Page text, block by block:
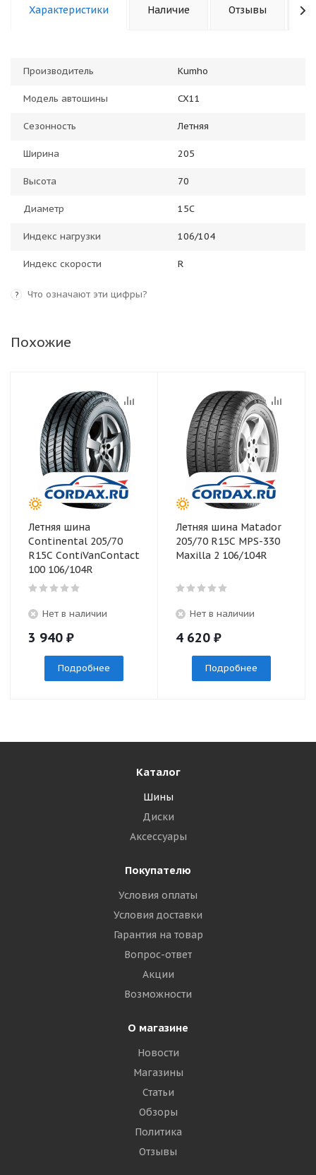
Характеристики Наличие Отзывы
Производитель Kumho
Модель автошины CX11
Сезонность Летняя
Ширина 205
Высота 70
Диаметр 15C
Индекс нагрузки 106/104
Индекс скорости R
? Что означают эти цифры?
Похожие
Летняя шина
Continental 205/70
R15C ContiVanContact
100 106/104R
Нет в наличии
3 940 ₽
Подробнее
Летняя шина Matador
205/70 R15C MPS-330
Maxilla 2 106/104R
Нет в наличии
4 620 ₽
Подробнее
Каталог
Шины
Диски
Аксессуары
Покупателю
Условия оплаты
Условия доставки
Гарантия на товар
Вопрос-ответ
Акции
Возможности
О магазине
Новости
Магазины
Статьи
Обзоры
Политика
Отзывы